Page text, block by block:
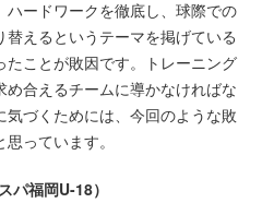
ードワークを徹底し、球際での
えるというテーマを掲げている
ことが敗因です。トレーニング
合えるチームに導かなければな
気づくためには、今回のような敗
っています。
パ福岡U-18）